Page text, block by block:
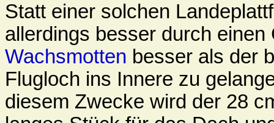
Statt einer solchen
allerdings besser durch
Wachsmotten besser als der
Flugloch ins Innere zu
diesem Zwecke wird der 28